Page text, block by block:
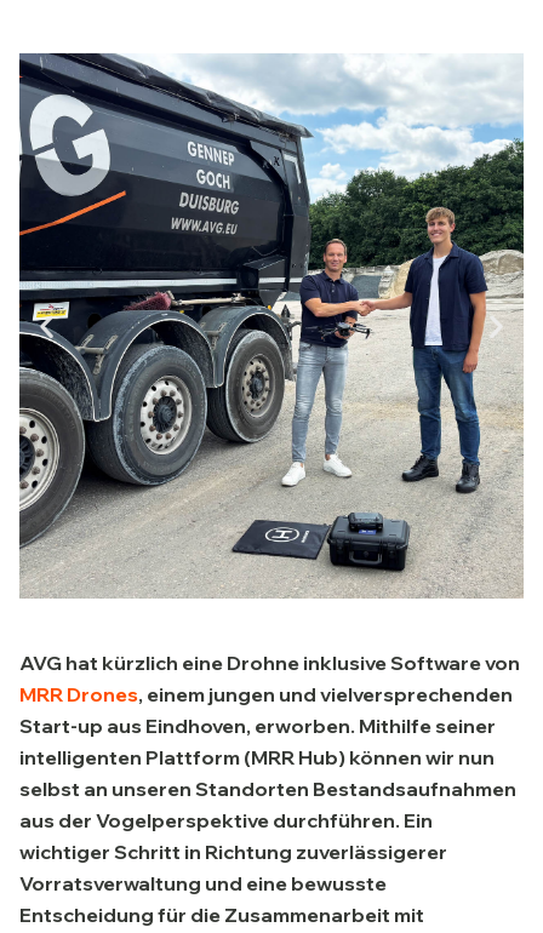
AVG hat kürzlich eine Drohne inklusive Software von
MRR Drones, einem jungen und vielversprechenden
Start-up aus Eindhoven, erworben. Mithilfe seiner
intelligenten Plattform (MRR Hub) können wir nun
selbst an unseren Standorten Bestandsaufnahmen
aus der Vogelperspektive durchführen. Ein
wichtiger Schritt in Richtung zuverlässigerer
Vorratsverwaltung und eine bewusste
Entscheidung für die Zusammenarbeit mit